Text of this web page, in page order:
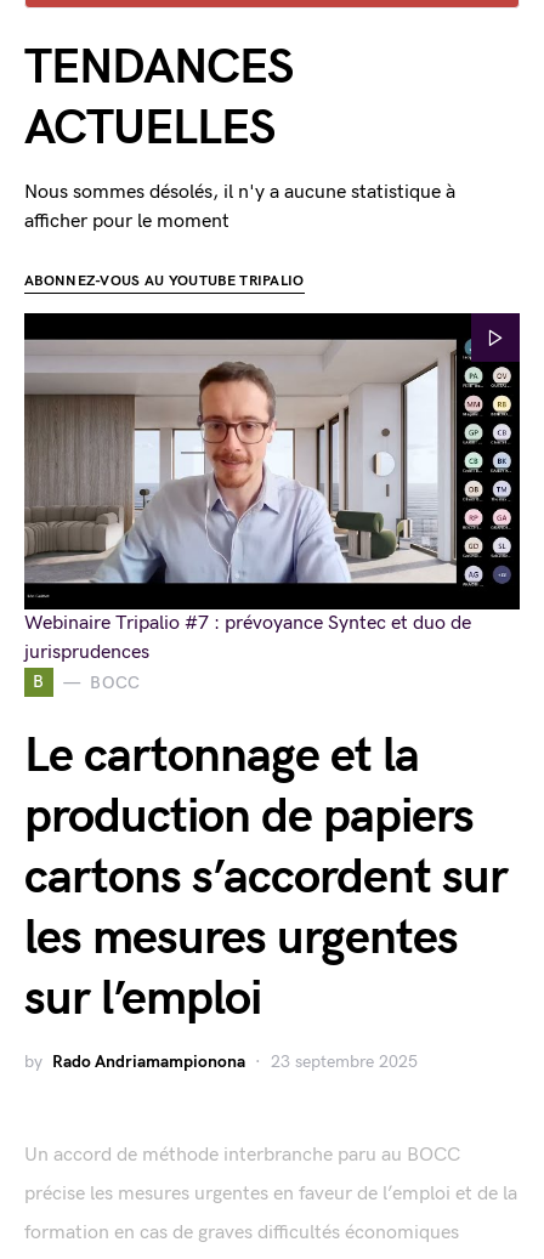
B BOCC
Le cartonnage et la
production de papiers
cartons s’accordent sur
les mesures urgentes
sur l’emploi
by Rado Andriamampionona 23 septembre 2025
Un accord de méthode interbranche paru au BOCC
précise les mesures urgentes en faveur de l’emploi et de la
formation en cas de graves difficultés économiques
TENDANCES
ACTUELLES
Nous sommes désolés, il n'y a aucune statistique à
afficher pour le moment
ABONNEZ-VOUS AU YOUTUBE TRIPALIO
Webinaire Tripalio #7 : prévoyance Syntec et duo de
jurisprudences